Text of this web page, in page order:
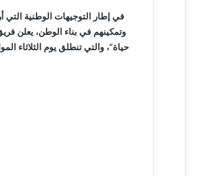
ي
د
ا
في إطار التوجيهات الوطنية
وتمكينهم في بناء الوطن، يعلن